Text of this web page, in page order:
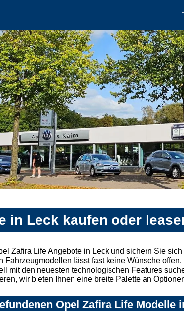
in Leck kaufen oder
Zafira Life Angebote in Leck und sichern Sie
Fahrzeugmodellen lässt fast keine Wünsche offen.
mit den neuesten technologischen Features
wir bieten Ihnen eine breite Palette an
Opel Zafira Life Modelle